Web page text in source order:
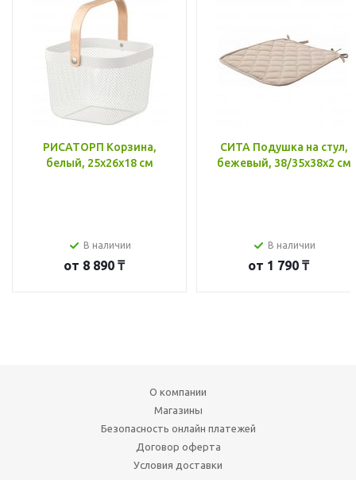
РИСАТОРП Корзина,
белый, 25x26x18 см
В наличии
от 8 890 ₸
СИТА Подушка на стул,
бежевый, 38/35x38x2 см
В наличии
от 1 790 ₸
О компании
Магазины
Безопасность онлайн платежей
Договор оферта
Условия доставки